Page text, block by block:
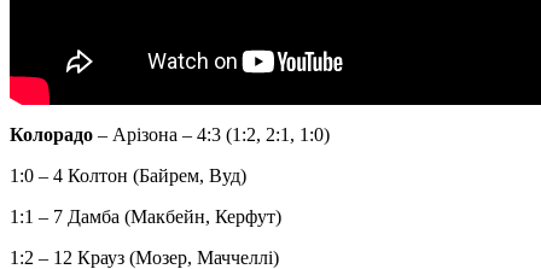
Колорадо – Арізона – 4:3 (1:2, 2:1, 1:0)
1:0 – 4 Колтон (Байрем, Вуд)
1:1 – 7 Дамба (Макбейн, Керфут)
1:2 – 12 Крауз (Мозер, Маччеллі)